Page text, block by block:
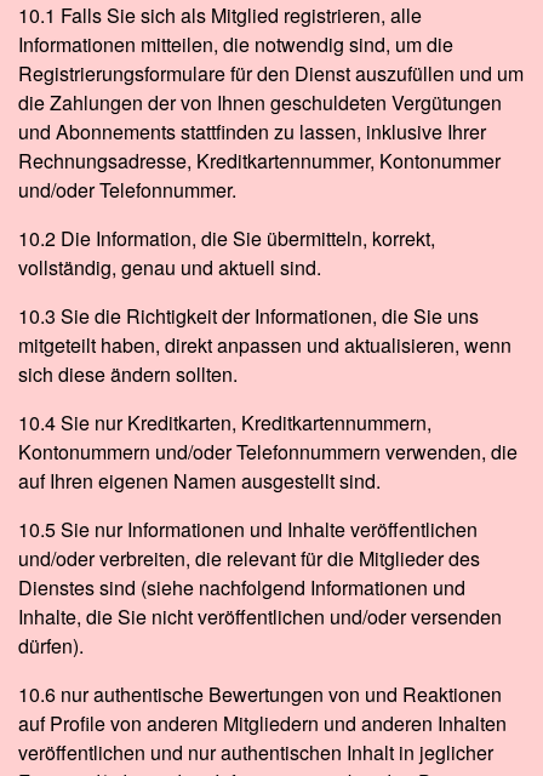
10.1 Falls Sie sich als Mitglied registrieren, alle
Informationen mitteilen, die notwendig sind, um die
Registrierungsformulare für den Dienst auszufüllen und um
die Zahlungen der von Ihnen geschuldeten Vergütungen
und Abonnements stattfinden zu lassen, inklusive Ihrer
Rechnungsadresse, Kreditkartennummer, Kontonummer
und/oder Telefonnummer.
10.2 Die Information, die Sie übermitteln, korrekt,
vollständig, genau und aktuell sind.
10.3 Sie die Richtigkeit der Informationen, die Sie uns
mitgeteilt haben, direkt anpassen und aktualisieren, wenn
sich diese ändern sollten.
10.4 Sie nur Kreditkarten, Kreditkartennummern,
Kontonummern und/oder Telefonnummern verwenden, die
auf Ihren eigenen Namen ausgestellt sind.
10.5 Sie nur Informationen und Inhalte veröffentlichen
und/oder verbreiten, die relevant für die Mitglieder des
Dienstes sind (siehe nachfolgend Informationen und
Inhalte, die Sie nicht veröffentlichen und/oder versenden
dürfen).
10.6 nur authentische Bewertungen von und Reaktionen
auf Profile von anderen Mitgliedern und anderen Inhalten
veröffentlichen und nur authentischen Inhalt in jeglicher